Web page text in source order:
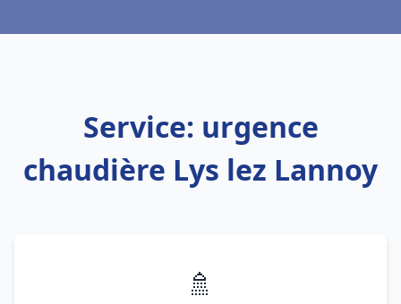
Service: urgence
chaudière Lys lez Lannoy
🚿